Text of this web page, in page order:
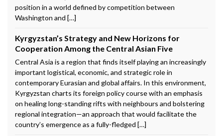
position in a world defined by competition between
Washington and […]
Kyrgyzstan’s Strategy and New Horizons for
Cooperation Among the Central Asian Five
Central Asia is a region that finds itself playing an increasingly
important logistical, economic, and strategic role in
contemporary Eurasian and global affairs. In this environment,
Kyrgyzstan charts its foreign policy course with an emphasis
on healing long-standing rifts with neighbours and bolstering
regional integration—an approach that would facilitate the
country’s emergence as a fully-fledged […]